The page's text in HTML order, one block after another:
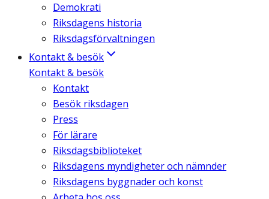
Demokrati
Riksdagens historia
Riksdagsförvaltningen
Kontakt & besök
Kontakt & besök
Kontakt
Besök riksdagen
Press
För lärare
Riksdagsbiblioteket
Riksdagens myndigheter och nämnder
Riksdagens byggnader och konst